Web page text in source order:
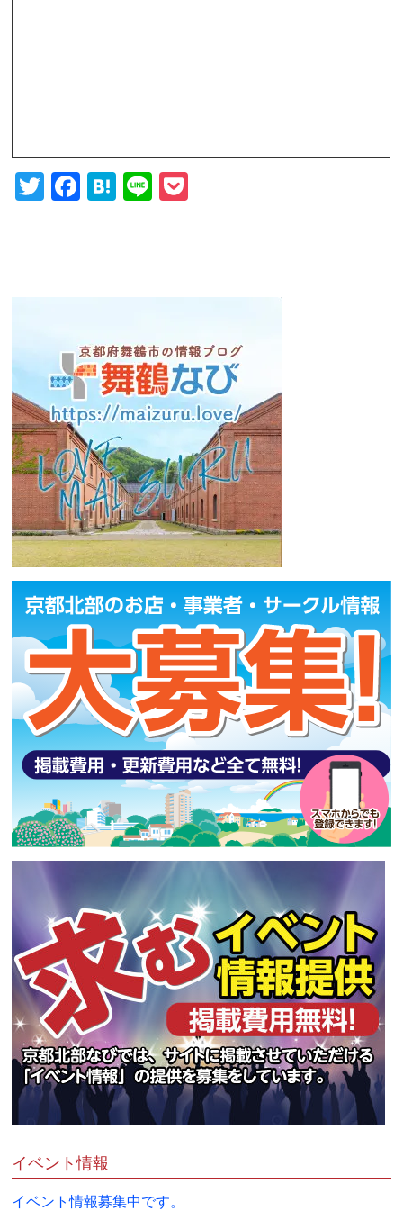
Twitter
Facebook
Hatena
Line
イベント情報
イベント情報募集中です。